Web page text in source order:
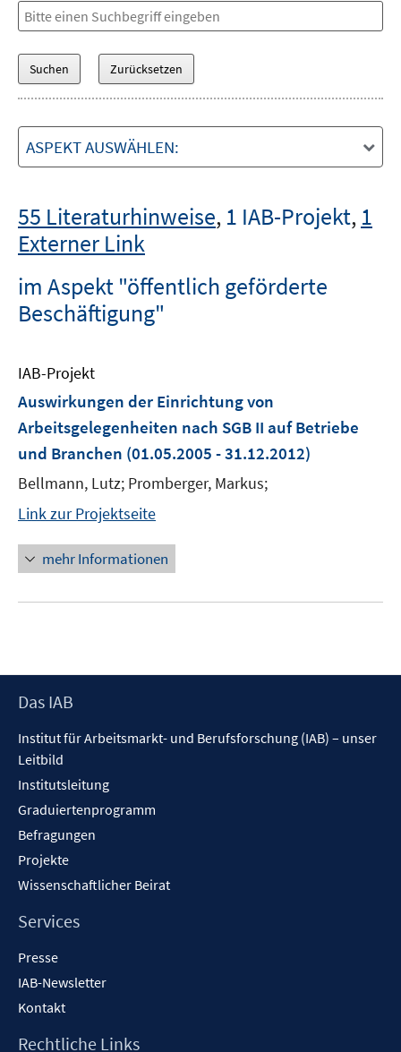
ASPEKT AUSWÄHLEN:
55 Literaturhinweise, 1 IAB-Projekt, 1
Externer Link
im Aspekt "öffentlich geförderte
Beschäftigung"
IAB-Projekt
Auswirkungen der Einrichtung von
Arbeitsgelegenheiten nach SGB II auf Betriebe
und Branchen (01.05.2005 - 31.12.2012)
Bellmann, Lutz; Promberger, Markus;
Link zur Projektseite
mehr Informationen
Footer
Das IAB
Institut für Arbeitsmarkt- und Berufsforschung (IAB) – unser
Leitbild
Institutsleitung
Graduiertenprogramm
Befragungen
Projekte
Wissenschaftlicher Beirat
Services
Presse
IAB-Newsletter
Kontakt
Rechtliche Links